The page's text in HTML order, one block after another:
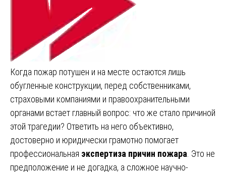
Когда пожар потушен и на месте остаются лишь
обугленные конструкции, перед собственниками,
страховыми компаниями и правоохранительными
органами встает главный вопрос: что же стало причиной
этой трагедии? Ответить на него объективно,
достоверно и юридически грамотно помогает
профессиональная экспертиза причин пожара . Это не
предположение и не догадка, а сложное научно-